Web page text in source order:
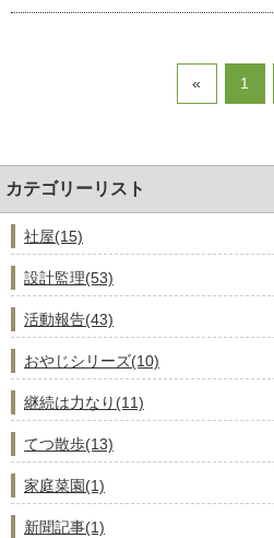
公共施設
代表メッセージ
募集要項
SDGs
BLOG
不動産情報
« 1
カテゴリーリスト
社屋(15)
設計監理(53)
活動報告(43)
おやじシリーズ(10)
継続は力なり(11)
てつ散歩(13)
家庭菜園(1)
新聞記事(1)